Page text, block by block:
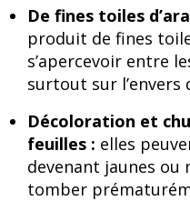
De fines toiles
produit de fines
s’apercevoir entre
surtout sur l’envers
Décoloration et
feuilles : elles
devenant jaunes ou
tomber